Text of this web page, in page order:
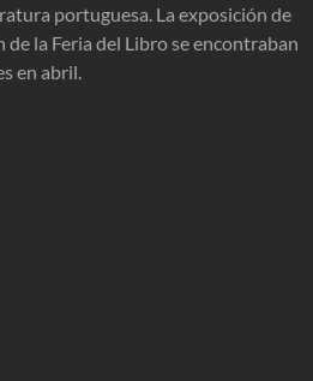
portuguesa. La exposición de
la Feria del Libro se encontraban
en abril.